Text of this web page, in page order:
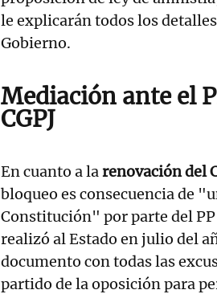
le explicarán todos los
Gobierno.
Mediación ante el
CGPJ
En cuanto a larenovación del
bloqueo es consecuencia de
Constitución" por parte del
realizó al Estado en julio del
documento con todas las
partido de la oposición para